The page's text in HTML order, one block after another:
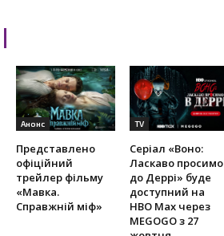
Анонс
Представлено
офіційний
трейлер фільму
«Мавка.
Справжній міф»
TV
Серіал «Воно:
Ласкаво просимо
до Деррі» буде
доступний на
HBO Max через
MEGOGO з 27